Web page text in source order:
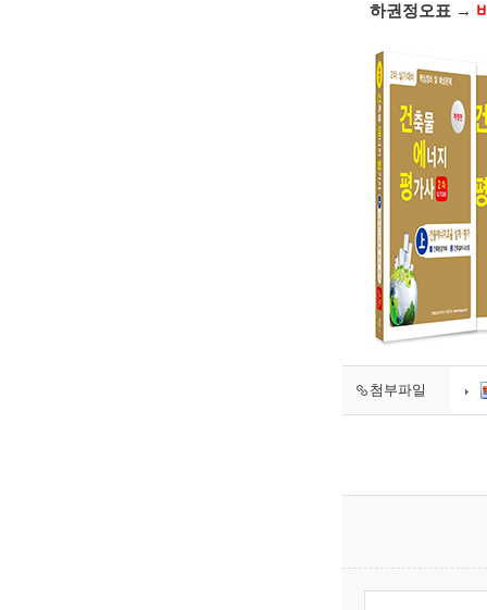
하권정오표 →
첨부파일